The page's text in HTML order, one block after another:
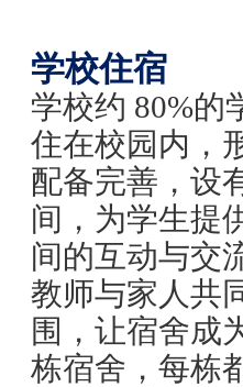
学校住宿
学校约 80%的
住在校园内，
配备完善，设
间，为学生提
间的互动与交
教师与家人共
围，让宿舍成
栋宿舍，每栋